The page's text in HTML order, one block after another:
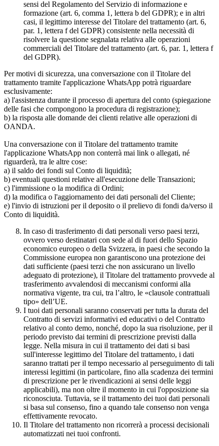
sensi del Regolamento del Servizio di informazione e
formazione (art. 6, comma 1, lettera b del GDPR); e in altri
casi, il legittimo interesse del Titolare del trattamento (art. 6,
par. 1, lettera f del GDPR) consistente nella necessità di
risolvere la questione segnalata relativa alle operazioni
commerciali del Titolare del trattamento (art. 6, par. 1, lettera f
del GDPR).
Per motivi di sicurezza, una conversazione con il Titolare del
trattamento tramite l'applicazione WhatsApp potrà riguardare
esclusivamente:
a) l'assistenza durante il processo di apertura del conto (spiegazione
delle fasi che compongono la procedura di registrazione);
b) la risposta alle domande dei clienti relative alle operazioni di
OANDA.
Una conversazione con il Titolare del trattamento tramite
l'applicazione WhatsApp non conterrà mai link o allegati, né
riguarderà, tra le altre cose:
a) il saldo dei fondi sul Conto di liquidità;
b) eventuali questioni relative all'esecuzione delle Transazioni;
c) l'immissione o la modifica di Ordini;
d) la modifica o l'aggiornamento dei dati personali del Cliente;
e) l'invio di istruzioni per il deposito o il prelievo di fondi da/verso il
Conto di liquidità.
In caso di trasferimento di dati personali verso paesi terzi,
ovvero verso destinatari con sede al di fuori dello Spazio
economico europeo o della Svizzera, in paesi che secondo la
Commissione europea non garantiscono una protezione dei
dati sufficiente (paesi terzi che non assicurano un livello
adeguato di protezione), il Titolare del trattamento provvede al
trasferimento avvalendosi di meccanismi conformi alla
normativa vigente, tra cui, tra l’altro, le «clausole contrattuali
tipo» dell’UE.
I tuoi dati personali saranno conservati per tutta la durata del
Contratto di servizi informativi ed educativi o del Contratto
relativo al conto demo, nonché, dopo la sua risoluzione, per il
periodo previsto dai termini di prescrizione previsti dalla
legge. Nella misura in cui il trattamento dei dati si basi
sull'interesse legittimo del Titolare del trattamento, i dati
saranno trattati per il tempo necessario al perseguimento di tali
interessi legittimi (in particolare, fino alla scadenza dei termini
di prescrizione per le rivendicazioni ai sensi delle leggi
applicabili), ma non oltre il momento in cui l'opposizione sia
riconosciuta. Tuttavia, se il trattamento dei tuoi dati personali
si basa sul consenso, fino a quando tale consenso non venga
effettivamente revocato.
Il Titolare del trattamento non ricorrerà a processi decisionali
automatizzati nei tuoi confronti.